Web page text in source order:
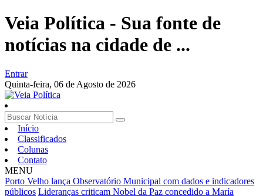
Veia Política - Sua fonte de
notícias na cidade de ...
Entrar
Quinta-feira, 06 de Agosto de 2026
Início
Classificados
Colunas
Contato
MENU
Porto Velho lança Observatório Municipal com dados e indicadores
públicos Lideranças criticam Nobel da Paz concedido a María